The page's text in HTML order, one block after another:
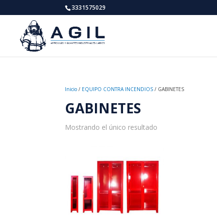
3331575029
Inicio / EQUIPO CONTRA INCENDIOS / GABINETES
GABINETES
Mostrando el único resultado